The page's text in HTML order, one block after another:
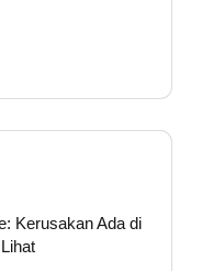
Kerusakan Ada di